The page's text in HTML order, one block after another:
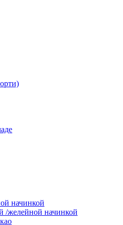
начинкой
/желейной начинкой